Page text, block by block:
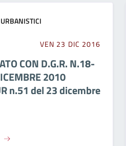
VEN 23 DIC 2016
CON D.G.R. N.18-
2010
n.51 del 23 dicembre